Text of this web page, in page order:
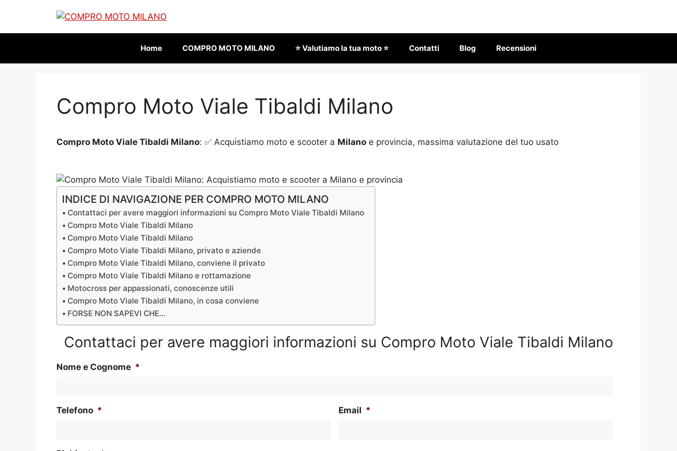
contenuto
Home COMPRO MOTO MILANO ⭐ Valutiamo la tua moto ⭐ Contatti Blog Recensioni
Compro Moto Viale Tibaldi Milano
Compro Moto Viale Tibaldi Milano: ✅ Acquistiamo moto e scooter a Milano e provincia, massima valutazione del tuo usato
INDICE DI NAVIGAZIONE PER COMPRO MOTO MILANO
Contattaci per avere maggiori informazioni su Compro Moto Viale Tibaldi Milano
Compro Moto Viale Tibaldi Milano
Compro Moto Viale Tibaldi Milano
Compro Moto Viale Tibaldi Milano, privato e aziende
Compro Moto Viale Tibaldi Milano, conviene il privato
Compro Moto Viale Tibaldi Milano e rottamazione
Motocross per appassionati, conoscenze utili
Compro Moto Viale Tibaldi Milano, in cosa conviene
FORSE NON SAPEVI CHE…
Contattaci per avere maggiori informazioni su Compro Moto Viale Tibaldi Milano
Nome e Cognome *
Telefono * Email *